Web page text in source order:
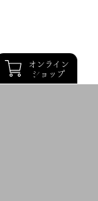
オンライン
ショップ